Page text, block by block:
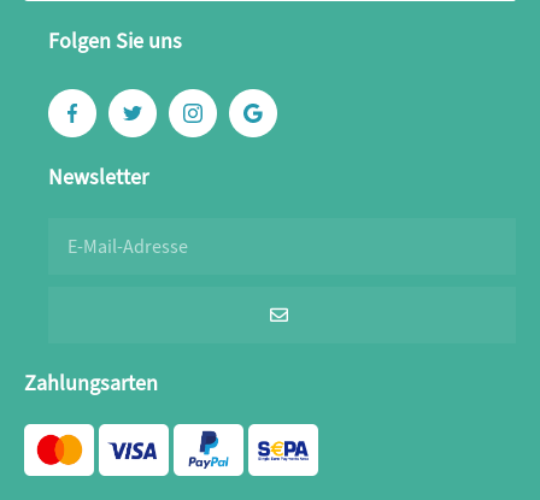
Folgen Sie uns
Newsletter
Zahlungsarten